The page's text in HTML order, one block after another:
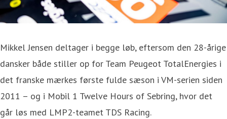
Mikkel Jensen deltager i begge løb, eftersom den 28-årige
dansker både stiller op for Team Peugeot TotalEnergies i
det franske mærkes første fulde sæson i VM-serien siden
2011 – og i Mobil 1 Twelve Hours of Sebring, hvor det
går løs med LMP2-teamet TDS Racing.